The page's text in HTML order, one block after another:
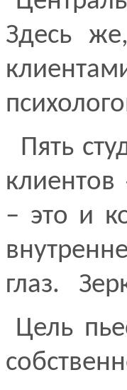
Здесь
Пять
клиентов
– это и
глаз.
Цель